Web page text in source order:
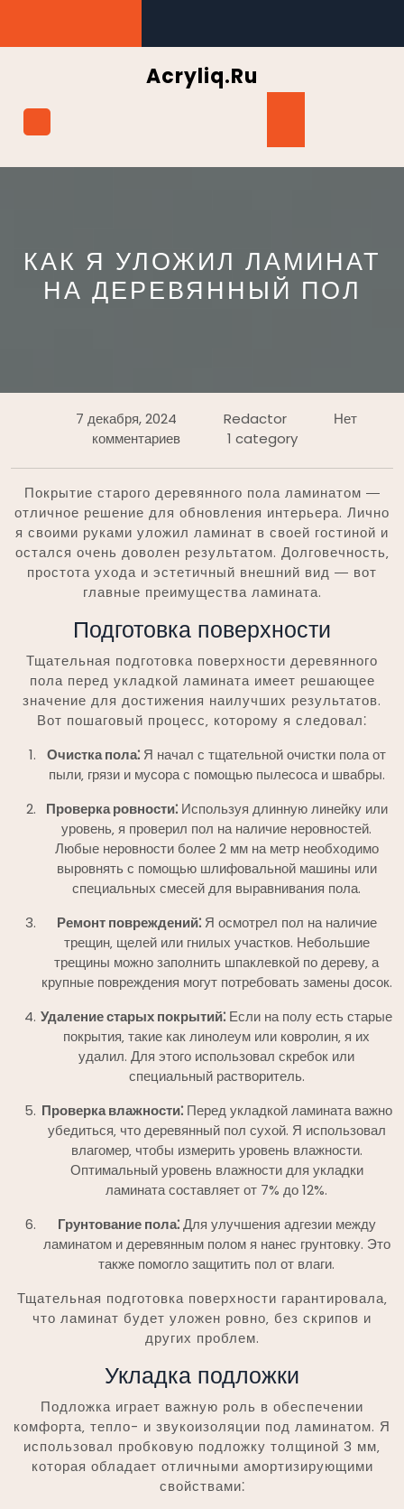
содержимому
Acryliq.ru
КАК Я УЛОЖИЛ ЛАМИНАТ
НА ДЕРЕВЯННЫЙ ПОЛ
7 декабря, 2024 Redactor
Нет
комментариев
1 category
Покрытие старого деревянного пола ламинатом ―
отличное решение для обновления интерьера. Лично
я своими руками уложил ламинат в своей гостиной и
остался очень доволен результатом. Долговечность‚
простота ухода и эстетичный внешний вид ― вот
главные преимущества ламината.
Подготовка поверхности
Тщательная подготовка поверхности деревянного
пола перед укладкой ламината имеет решающее
значение для достижения наилучших результатов.
Вот пошаговый процесс‚ которому я следовал⁚
Очистка пола⁚ Я начал с тщательной очистки пола от
пыли‚ грязи и мусора с помощью пылесоса и швабры.
Проверка ровности⁚Используя длинную линейку или
уровень‚ я проверил пол на наличие неровностей.
Любые неровности более 2 мм на метр необходимо
выровнять с помощью шлифовальной машины или
специальных смесей для выравнивания пола.
Ремонт повреждений⁚Я осмотрел пол на наличие
трещин‚ щелей или гнилых участков. Небольшие
трещины можно заполнить шпаклевкой по дереву‚ а
крупные повреждения могут потребовать замены досок.
Удаление старых покрытий⁚ Если на полу есть старые
покрытия‚ такие как линолеум или ковролин‚ я их
удалил. Для этого использовал скребок или
специальный растворитель.
Проверка влажности⁚Перед укладкой ламината важно
убедиться‚ что деревянный пол сухой. Я использовал
влагомер‚ чтобы измерить уровень влажности.
Оптимальный уровень влажности для укладки
ламината составляет от 7% до 12%.
Грунтование пола⁚Для улучшения адгезии между
ламинатом и деревянным полом я нанес грунтовку. Это
также помогло защитить пол от влаги.
Тщательная подготовка поверхности гарантировала‚
что ламинат будет уложен ровно‚ без скрипов и
других проблем.
Укладка подложки
Подложка играет важную роль в обеспечении
комфорта‚ тепло- и звукоизоляции под ламинатом. Я
использовал пробковую подложку толщиной 3 мм‚
которая обладает отличными амортизирующими
свойствами⁚